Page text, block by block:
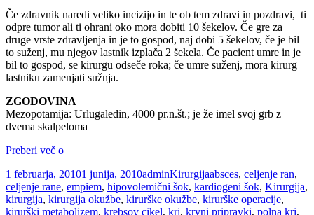
Če zdravnik naredi veliko incizijo in te ob tem zdravi in pozdravi, ti
odpre tumor ali ti ohrani oko mora dobiti 10 šekelov. Če gre za
druge vrste zdravljenja in je to gospod, naj dobi 5 šekelov, če je bil
to suženj, mu njegov lastnik izplača 2 šekela. Če pacient umre in je
bil to gospod, se kirurgu odseče roka; če umre suženj, mora kirurg
lastniku zamenjati sužnja.
ZGODOVINA
Mezopotamija: Urlugaledin, 4000 pr.n.št.; je že imel svoj grb z
dvema skalpeloma
Preberi več oUvod
kirurgijo
Objavljeno
dne
1 februarja, 20101 junija, 2010Avtor
adminKategorije
KirurgijaOznake
absces, celjenje ran,
celjenje rane, empiem, hipovolemični šok, kardiogeni šok, Kirurgija,
kirurgija, kirurgija okužbe, kirurške okužbe, kirurške operacije,
kirurški metabolizem, krebsov cikel, kri, krvni pripravki, polna kri,